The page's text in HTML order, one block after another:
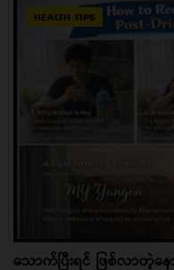
HEALTH TIPS
သောက်ပြီးရင် ဖြစ်လာတဲ့